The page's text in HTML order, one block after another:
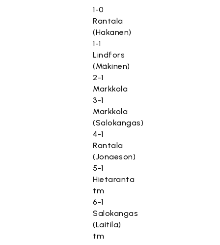
1-0
Rantala
(Hakanen)
1-1
Lindfors
(Mäkinen)
2-1
Markkola
3-1
Markkola
(Salokangas)
4-1
Rantala
(Jonaeson)
5-1
Hietaranta
tm
6-1
Salokangas
(Laitila)
tm